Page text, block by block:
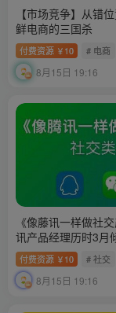
【市场竞争】从错
鲜电商的三国杀
付费资源 ￥ 10 # 电商
8月15日 19:16
《像藤讯一样做社
讯产品经理历时3月
付费资源 ￥ 10 # 社交
8月15日 19:16